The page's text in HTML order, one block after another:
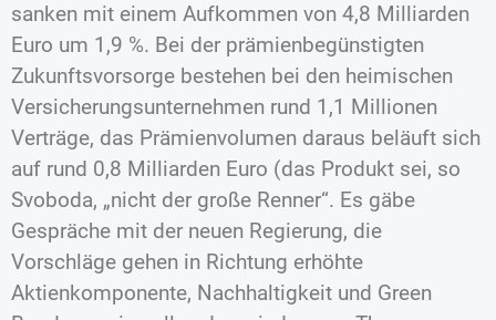
sanken mit einem Aufkommen von 4,8 Milliarden
Euro um 1,9 %. Bei der prämienbegünstigten
Zukunftsvorsorge bestehen bei den heimischen
Versicherungsunternehmen rund 1,1 Millionen
Verträge, das Prämienvolumen daraus beläuft sich
auf rund 0,8 Milliarden Euro (das Produkt sei, so
Svoboda, „nicht der große Renner“. Es gäbe
Gespräche mit der neuen Regierung, die
Vorschläge gehen in Richtung erhöhte
Aktienkomponente, Nachhaltigkeit und Green